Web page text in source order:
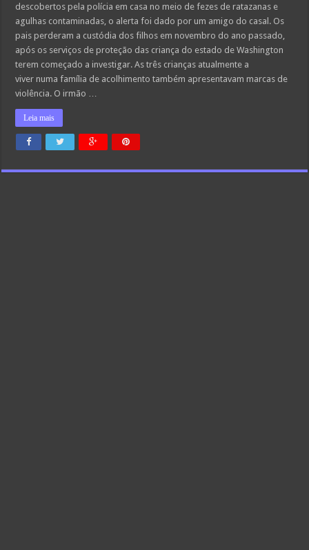
fazê-
los
dormir,
no
meio
de
fezes
ratazanas!​
descobertos pela polícia em casa no meio de fezes de ratazanas e
agulhas contaminadas, o alerta foi dado por um amigo do casal. Os
pais perderam a custódia dos filhos em novembro do ano passado,
após os serviços de proteção das criança do estado de Washington
terem começado a investigar. As três crianças atualmente a
viver numa família de acolhimento também apresentavam marcas de
violência. O irmão …
Leia mais